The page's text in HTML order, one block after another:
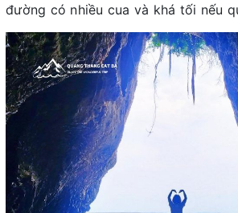
đường có nhiều cua và khá tối nếu